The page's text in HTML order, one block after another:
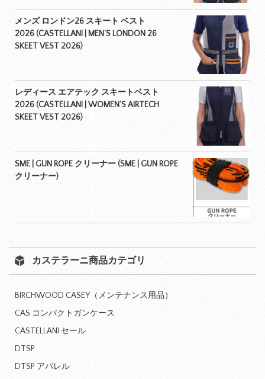
メンズ ロンドン26 スキート ベスト
2026 (CASTELLANI | MEN’S LONDON 26
SKEET VEST 2026)
レディース エアテック スキートベスト
2026 (CASTELLANI | WOMEN’S AIRTECH
SKEET VEST 2026)
SME | GUN ROPE クリーナー (SME | GUN ROPE
クリーナー)
カステラーニ商品カテゴリ
BIRCHWOOD CASEY（メンテナンス用品）
CAS コンパクトガンケース
CASTELLANI セール
DTSP
DTSP アパレル